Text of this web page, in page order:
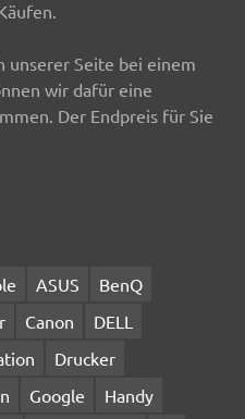
unserer Seite bei einem
wir dafür eine
Der Endpreis für Sie
ASUS
BenQ
Canon
DELL
Drucker
Google
Handy